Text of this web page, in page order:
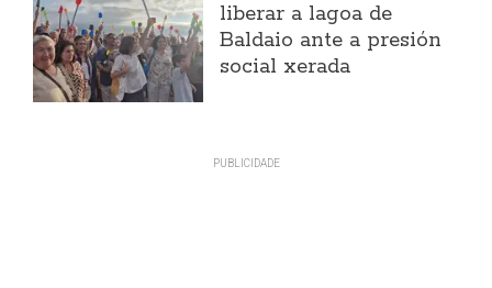
liberar a lagoa de
Baldaio ante a presión
social xerada